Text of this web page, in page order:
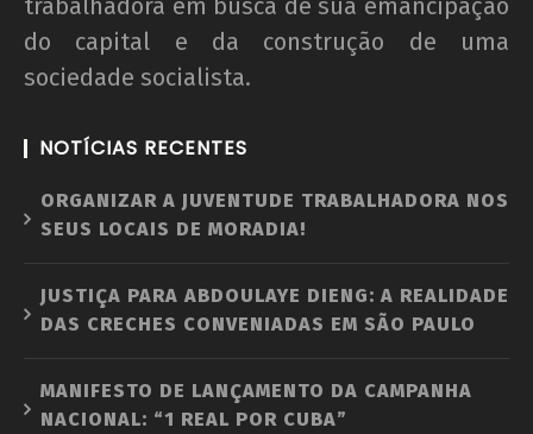
trabalhadora em busca de sua emancipação
do capital e da construção de uma
sociedade socialista.
NOTÍCIAS RECENTES
ORGANIZAR A JUVENTUDE TRABALHADORA NOS
SEUS LOCAIS DE MORADIA!
JUSTIÇA PARA ABDOULAYE DIENG: A REALIDADE
DAS CRECHES CONVENIADAS EM SÃO PAULO
MANIFESTO DE LANÇAMENTO DA CAMPANHA
NACIONAL: “1 REAL POR CUBA”